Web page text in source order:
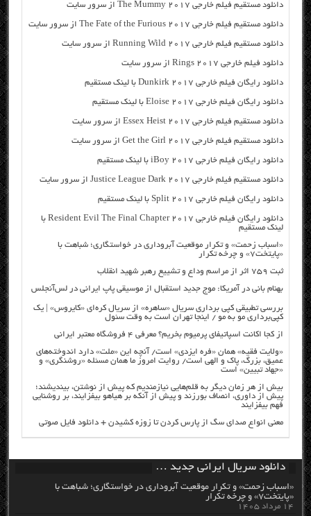
دانلود مستقیم فیلم خارجی The Mummy 2017 از سرور سایت
دانلود مستقیم فیلم خارجی The Fate of the Furious 2017 از سرور سایت
دانلود مستقیم فیلم خارجی Running Wild 2017 از سرور سایت
دانلود فیلم خارجی Rings 2017 از سرور سایت
دانلود رایگان فیلم خارجی Dunkirk 2017 با لینک مستقیم
دانلود رایگان فیلم خارجی Eloise 2017 با لینک مستقیم
دانلود مستقیم فیلم خارجی Essex Heist 2017 از سرور سایت
دانلود مستقیم فیلم خارجی Get the Girl 2017 از سرور سایت
دانلود رایگان فیلم خارجی iBoy 2017 با لینک مستقیم
دانلود مستقیم فیلم خارجی Justice League Dark 2017 از سرور سایت
دانلود رایگان فیلم خارجی Split 2017 با لینک مستقیم
دانلود رایگان فیلم خارجی Resident Evil The Final Chapter 2017 با
لینک مستقیم
«اسباب زحمت» و تکرار موقعیت آبروداری در خواستگاری؛ شباهت با
«پایتخت۷» و چرخه تکرار
ثبت ۷۵۹ اثر از مراسم وداع و تشییع رهبر شهید انقلاب
بهنام بانی در آمریکا: موج جدید استقبال از موسیقی پاپ ایرانی در لس‌آنجلس
بررسی تطبیقی کپی برداری سریال «ساهره» از سریال کره‌ای «کایروس» | یک
کپی‌برداری مو به مو / اینجا تهران است به وقت سئول
از کجا اکانت اسپاتیفای پرمیوم بخریم؟ معرفی ۴ فروشگاه معتبر ایرانی
«ولایت فقیه» همان «فره ایزدی» است/ آنچه این «ملت» دارد اندوخته‌های
عمیق، بزرگ، پاک و الهی است/ روایت امروز ما همان مسئله «روشنگری» و
«جهاد تبیین» است
بیش از هر زمان دیگر به قلم‌هایی نیازمندیم که پیش از نوشتن، بیندیشند؛
پیش از داوری، انصاف بورزند و پیش از آنکه بر هیاهو بیفزایند، بر روشنایی
فهم بیفزایند
معنی انواع صدای سگ از پارس کردن تا زوزه کشیدن + دانلود فایل صوتی
دانلود سریال ایرانی جدید …
«اسباب زحمت» و تکرار موقعیت آبروداری در خواستگاری؛ شباهت با
«پایتخت۷» و چرخه تکرار
۱۴ مرداد ۱۴۰۵